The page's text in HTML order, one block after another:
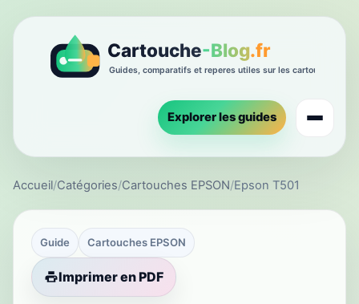
Explorer les guides
Accueil/Catégories/Cartouches EPSON/Epson T501
Guide Cartouches EPSON
Imprimer en PDF